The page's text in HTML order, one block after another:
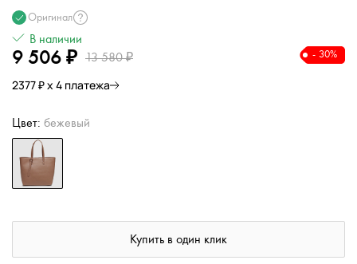
Оригинал
В наличии
9 506 ₽ 13 580 ₽ - 30%
2377 ₽ х 4 платежа
Цвет: бежевый
Купить в один клик